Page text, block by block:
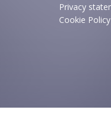
Privacy
Cookie Policy